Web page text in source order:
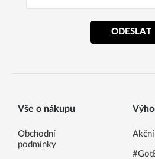
ODESLAT
Vše o nákupu
Obchodní
podmínky